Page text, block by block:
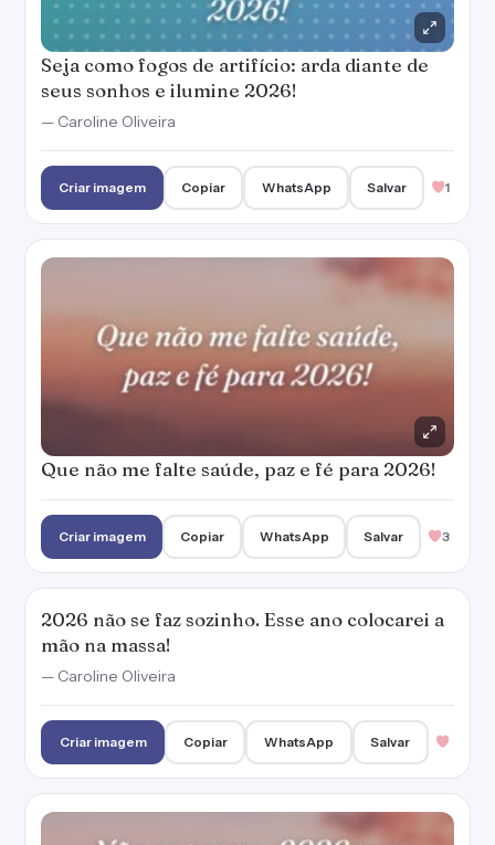
Seja como fogos de artifício: arda diante de
seus sonhos e ilumine 2026!
— Caroline Oliveira
Criar imagem Copiar WhatsApp Salvar 1
Que não me falte saúde, paz e fé para 2026!
Criar imagem Copiar WhatsApp Salvar 3
2026 não se faz sozinho. Esse ano colocarei a
mão na massa!
— Caroline Oliveira
Criar imagem Copiar WhatsApp Salvar